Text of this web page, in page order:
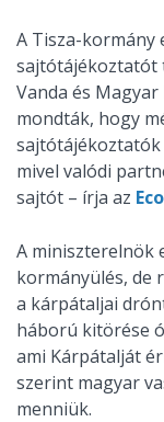
A Tisza-kormány
sajtótájékoztatót
Vanda és
mondták, hogy
mivel valódi
sajtót – írja az
A miniszterelnök
kormányülés, de
a kárpátaljai
háború kitörése
ami Kárpátalját
szerint magyar
menniük.